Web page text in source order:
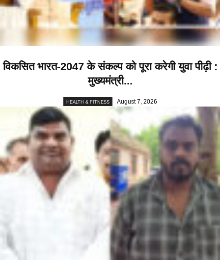
विकसित भारत-2047 के संकल्प को पूरा करेगी युवा पीढ़ी :
मुख्यमंत्री...
HEALTH & FITNESS August 7, 2026